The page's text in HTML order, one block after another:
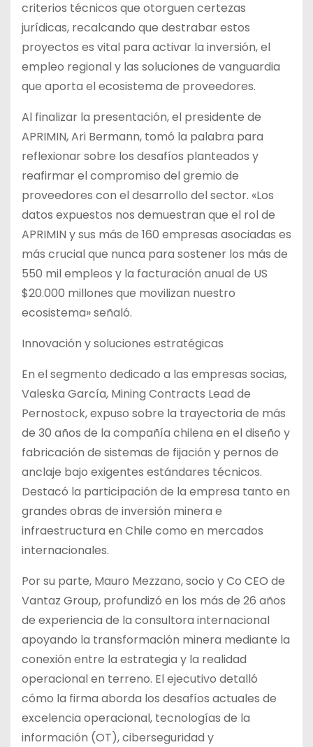
criterios técnicos que otorguen certezas
jurídicas, recalcando que destrabar estos
proyectos es vital para activar la inversión, el
empleo regional y las soluciones de vanguardia
que aporta el ecosistema de proveedores.
Al finalizar la presentación, el presidente de
APRIMIN, Ari Bermann, tomó la palabra para
reflexionar sobre los desafíos planteados y
reafirmar el compromiso del gremio de
proveedores con el desarrollo del sector. «Los
datos expuestos nos demuestran que el rol de
APRIMIN y sus más de 160 empresas asociadas es
más crucial que nunca para sostener los más de
550 mil empleos y la facturación anual de US
$20.000 millones que movilizan nuestro
ecosistema» señaló.
Innovación y soluciones estratégicas
En el segmento dedicado a las empresas socias,
Valeska García, Mining Contracts Lead de
Pernostock, expuso sobre la trayectoria de más
de 30 años de la compañía chilena en el diseño y
fabricación de sistemas de fijación y pernos de
anclaje bajo exigentes estándares técnicos.
Destacó la participación de la empresa tanto en
grandes obras de inversión minera e
infraestructura en Chile como en mercados
internacionales.
Por su parte, Mauro Mezzano, socio y Co CEO de
Vantaz Group, profundizó en los más de 26 años
de experiencia de la consultora internacional
apoyando la transformación minera mediante la
conexión entre la estrategia y la realidad
operacional en terreno. El ejecutivo detalló
cómo la firma aborda los desafíos actuales de
excelencia operacional, tecnologías de la
información (OT), ciberseguridad y